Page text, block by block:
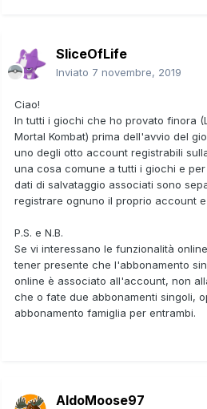
SliceOfLife
Inviato 7 novembre, 2019
Ciao!
In tutti i giochi che ho provato finora
Mortal Kombat) prima dell'avvio del
uno degli otto account registrabili
una cosa comune a tutti i giochi e
dati di salvataggio associati sono
registrare ognuno il proprio account
P.S. e N.B.
Se vi interessano le funzionalità
tener presente che l'abbonamento
online è associato all'account, non
che o fate due abbonamenti singoli,
abbonamento famiglia per entrambi.
AldoMoose97